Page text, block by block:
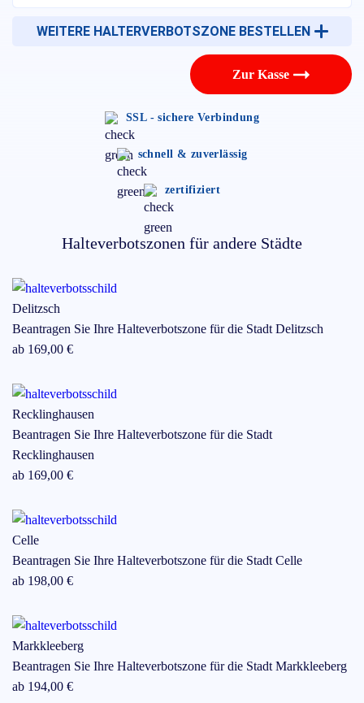
WEITERE HALTERVERBOTSZONE BESTELLEN
Zur Kasse
SSL - sichere Verbindung
schnell & zuverlässig
zertifiziert
Halteverbotszonen für andere Städte
Delitzsch
Beantragen Sie Ihre Halteverbotszone für die Stadt Delitzsch
ab 169,00 €
Recklinghausen
Beantragen Sie Ihre Halteverbotszone für die Stadt
Recklinghausen
ab 169,00 €
Celle
Beantragen Sie Ihre Halteverbotszone für die Stadt Celle
ab 198,00 €
Markkleeberg
Beantragen Sie Ihre Halteverbotszone für die Stadt Markkleeberg
ab 194,00 €